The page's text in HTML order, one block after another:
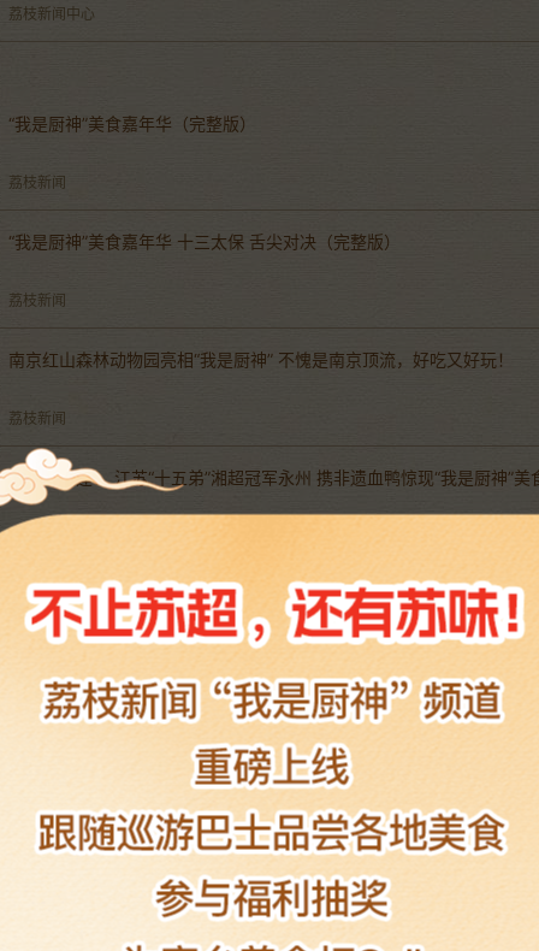
荔枝新闻中心
“我是厨神”美食嘉年华（完整版）
荔枝新闻
“我是厨神”美食嘉年华 十三太保 舌尖对决（完整版）
荔枝新闻
南京红山森林动物园亮相“我是厨神” 不愧是南京顶流，好吃又好玩！
荔枝新闻
湘苏味相逢！ 江苏“十五弟”湘超冠军永州 携非遗血鸭惊现“我是厨神”美
百县千味丨无锡：甜润千年 鲜动太湖
荔枝新闻
百县千味丨徐州：养生之源 食上徐州
荔枝新闻
百县千味丨南通：每一口鲜都裹着历史温度